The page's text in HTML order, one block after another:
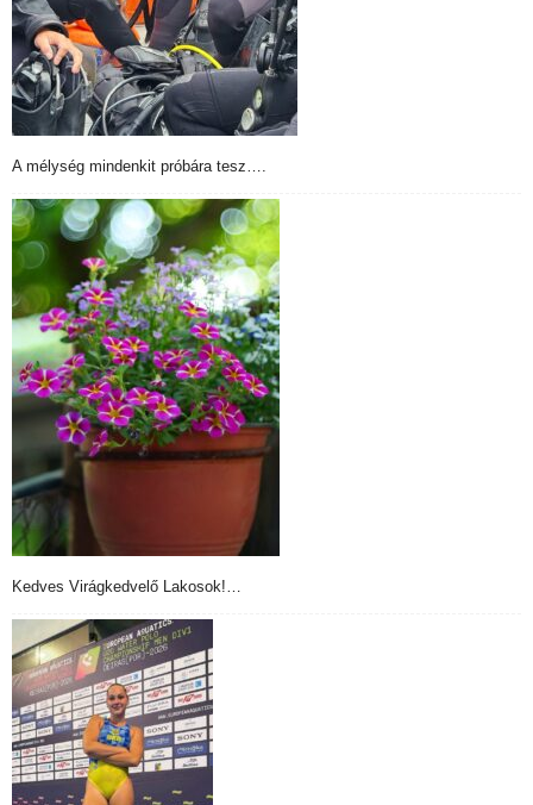
A mélység mindenkit próbára tesz….
Kedves Virágkedvelő Lakosok!…